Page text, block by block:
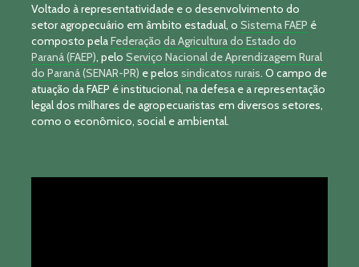
Voltado à representatividade e o desenvolvimento do
setor agropecuário em âmbito estadual, o Sistema FAEP é
composto pelaFederação da Agricultura do Estado do
Paraná (FAEP), pelo Serviço Nacional de Aprendizagem Rural
do Paraná (SENAR-PR) e pelos sindicatos rurais. O campo de
atuação da FAEP é institucional, na defesa e a representação
legal dos milhares de agropecuaristas em diversos setores,
como o econômico, social e ambiental.